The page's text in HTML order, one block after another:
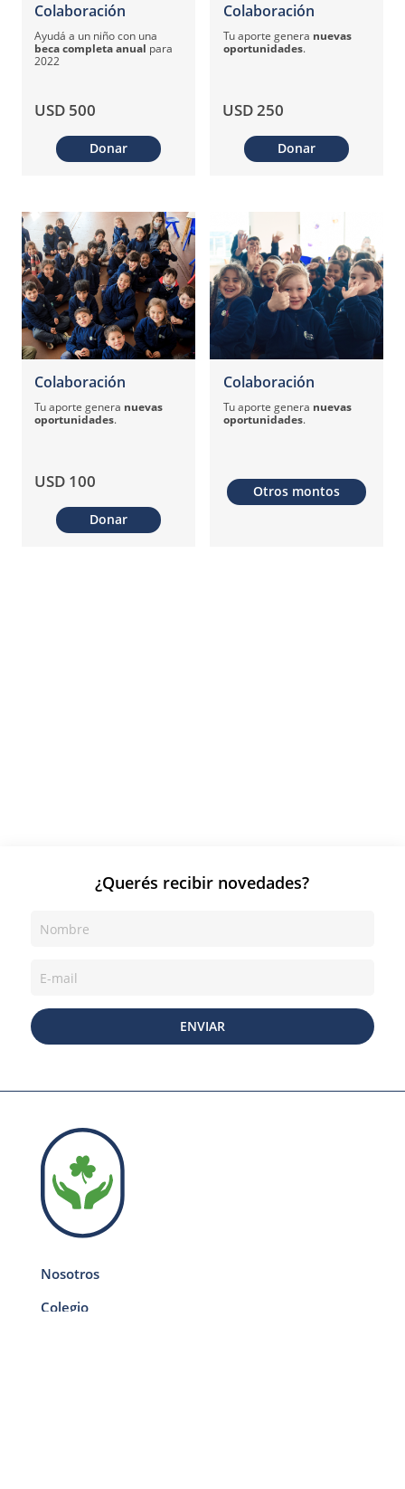
Colaboración
Ayudá a un niño con una
beca completa anual para
2022
USD 500
Donar
Colaboración
Tu aporte genera nuevas
oportunidades.
USD 250
Donar
Colaboración
Tu aporte genera nuevas
oportunidades.
USD 100
Donar
Colaboración
Tu aporte genera nuevas
oportunidades.
Otros montos
¿Querés recibir novedades?
ENVIAR
Nosotros
Colegio